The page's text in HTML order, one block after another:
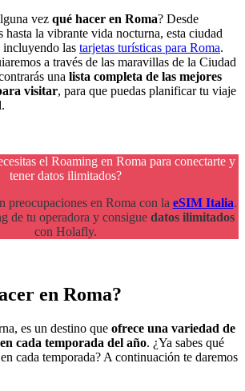
vez qué hacer en Roma? Desde
hasta la vibrante vida nocturna, esta ciudad
incluyendo las tarjetas turísticas para Roma.
a través de las maravillas de la Ciudad
una lista completa de las mejores
visitar, para que puedas planificar tu viaje
el Roaming en Roma para conectarte y
tener datos ilimitados?
preocupaciones en Roma con la eSIM Italia.
de tu operadora y consigue datos ilimitados
con Holafly.
en Roma?
es un destino que ofrece una variedad de
cada temporada del año. ¿Ya sabes qué
cada temporada? A continuación te daremos